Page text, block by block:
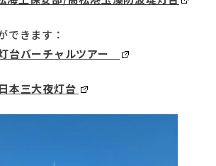
できます：
台バーチャルツアー
日本三大夜灯台